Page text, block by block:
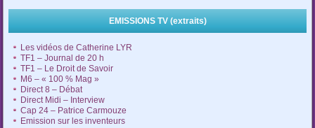
EMISSIONS TV (extraits)
Les vidéos de Catherine LYR
TF1 – Journal de 20 h
TF1 – Le Droit de Savoir
M6 – « 100 % Mag »
Direct 8 – Débat
Direct Midi – Interview
Cap 24 – Patrice Carmouze
Emission sur les inventeurs